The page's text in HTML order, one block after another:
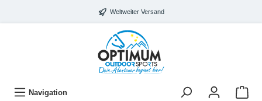
Weltweiter Versand
Navigation